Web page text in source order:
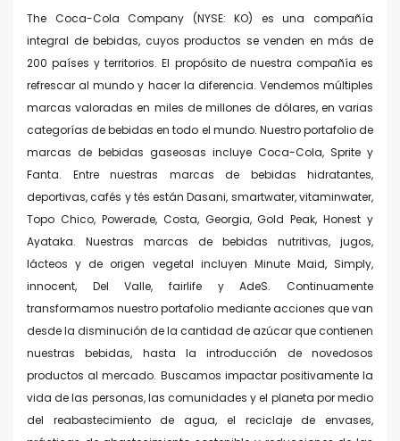
The Coca-Cola Company (NYSE: KO) es una compañía
integral de bebidas, cuyos productos se venden en más de
200 países y territorios. El propósito de nuestra compañía es
refrescar al mundo y hacer la diferencia. Vendemos múltiples
marcas valoradas en miles de millones de dólares, en varias
categorías de bebidas en todo el mundo. Nuestro portafolio de
marcas de bebidas gaseosas incluye Coca-Cola, Sprite y
Fanta. Entre nuestras marcas de bebidas hidratantes,
deportivas, cafés y tés están Dasani, smartwater, vitaminwater,
Topo Chico, Powerade, Costa, Georgia, Gold Peak, Honest y
Ayataka. Nuestras marcas de bebidas nutritivas, jugos,
lácteos y de origen vegetal incluyen Minute Maid, Simply,
innocent, Del Valle, fairlife y AdeS. Continuamente
transformamos nuestro portafolio mediante acciones que van
desde la disminución de la cantidad de azúcar que contienen
nuestras bebidas, hasta la introducción de novedosos
productos al mercado. Buscamos impactar positivamente la
vida de las personas, las comunidades y el planeta por medio
del reabastecimiento de agua, el reciclaje de envases,